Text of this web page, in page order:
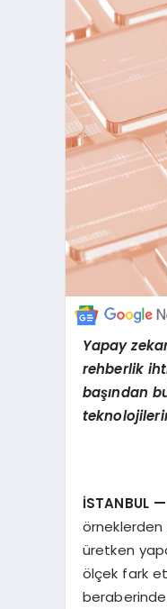
Yapay
rehberlik
başından
İSTANBUL —
örneklerden
üretken
ölçek fark
beraberinde